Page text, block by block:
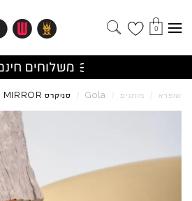
0
שופרא / מותגים /
Gola
/ סניקרס MIRROR